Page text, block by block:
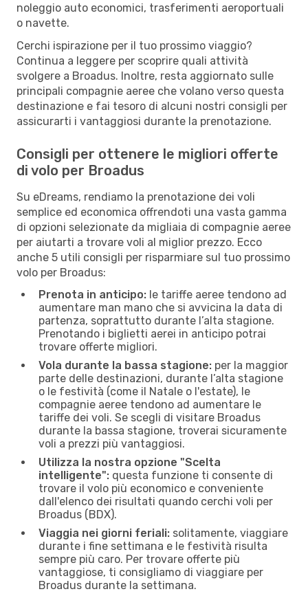
noleggio auto economici, trasferimenti aeroportuali
o navette.
Cerchi ispirazione per il tuo prossimo viaggio?
Continua a leggere per scoprire quali attività
svolgere a Broadus. Inoltre, resta aggiornato sulle
principali compagnie aeree che volano verso questa
destinazione e fai tesoro di alcuni nostri consigli per
assicurarti i vantaggiosi durante la prenotazione.
Consigli per ottenere le migliori offerte
di volo per Broadus
Su eDreams, rendiamo la prenotazione dei voli
semplice ed economica offrendoti una vasta gamma
di opzioni selezionate da migliaia di compagnie aeree
per aiutarti a trovare voli al miglior prezzo. Ecco
anche 5 utili consigli per risparmiare sul tuo prossimo
volo per Broadus:
Prenota in anticipo: le tariffe aeree tendono ad
aumentare man mano che si avvicina la data di
partenza, soprattutto durante l’alta stagione.
Prenotando i biglietti aerei in anticipo potrai
trovare offerte migliori.
Vola durante la bassa stagione: per la maggior
parte delle destinazioni, durante l’alta stagione
o le festività (come il Natale o l'estate), le
compagnie aeree tendono ad aumentare le
tariffe dei voli. Se scegli di visitare Broadus
durante la bassa stagione, troverai sicuramente
voli a prezzi più vantaggiosi.
Utilizza la nostra opzione "Scelta
intelligente": questa funzione ti consente di
trovare il volo più economico e conveniente
dall'elenco dei risultati quando cerchi voli per
Broadus (BDX).
Viaggia nei giorni feriali: solitamente, viaggiare
durante i fine settimana e le festività risulta
sempre più caro. Per trovare offerte più
vantaggiose, ti consigliamo di viaggiare per
Broadus durante la settimana.